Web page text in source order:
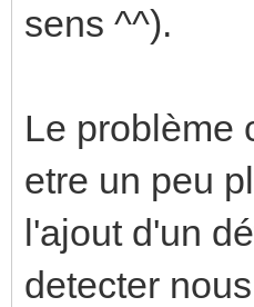
sens ^^).
Le problème
etre un peu
l'ajout d'un
detecter